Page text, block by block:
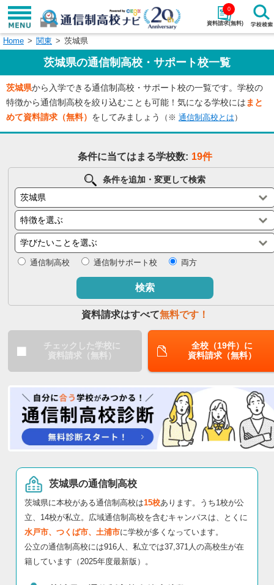
資料請求(無料)
0
学校名で探す
検索
エリアから探す 特徴から探す
エリアを選択して探す
北海道・東北
東海 北陸・甲信越
近畿
四国 九州・沖縄
閉じる
Home 関東 茨城県
茨城県の通信制高校・サポート校一覧
茨城県から入学できる通信制高校・サポート校の一覧です。学校の
特徴から通信制高校を絞り込むことも可能！気になる学校には まと
めて資料請求（無料） をしてみましょう （※ 通信制高校とは ）
条件に当てはまる学校数: 19件
条件を追加・変更して検索
通信制高校 通信制サポート校 両方
検索
資料請求はすべて無料です！
チェックした学校に
資料請求（無料）
全校（19件）に
資料請求（無料）
茨城県の通信制高校
茨城県に本校がある通信制高校は15校あります。うち1校が公
立、14校が私立。広域通信制高校を含むキャンパスは、とくに
水戸市、つくば市、土浦市に学校が多くなっています。
公立の通信制高校には916人、私立では37,371人の高校生が在
籍しています（2025年度最新版）。